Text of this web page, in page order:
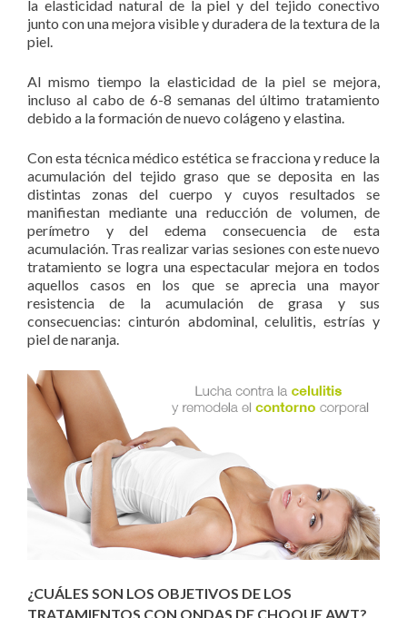
la elasticidad natural de la piel y del tejido conectivo
junto con una mejora visible y duradera de la textura de la
piel.
Al mismo tiempo la elasticidad de la piel se mejora,
incluso al cabo de 6-8 semanas del último tratamiento
debido a la formación de nuevo colágeno y elastina.
Con esta técnica médico estética se fracciona y reduce la
acumulación del tejido graso que se deposita en las
distintas zonas del cuerpo y cuyos resultados se
manifiestan mediante una reducción de volumen, de
perímetro y del edema consecuencia de esta
acumulación. Tras realizar varias sesiones con este nuevo
tratamiento se logra una espectacular mejora en todos
aquellos casos en los que se aprecia una mayor
resistencia de la acumulación de grasa y sus
consecuencias: cinturón abdominal, celulitis, estrías y
piel de naranja.
¿CUÁLES SON LOS OBJETIVOS DE LOS
TRATAMIENTOS CON ONDAS DE CHOQUE AWT?